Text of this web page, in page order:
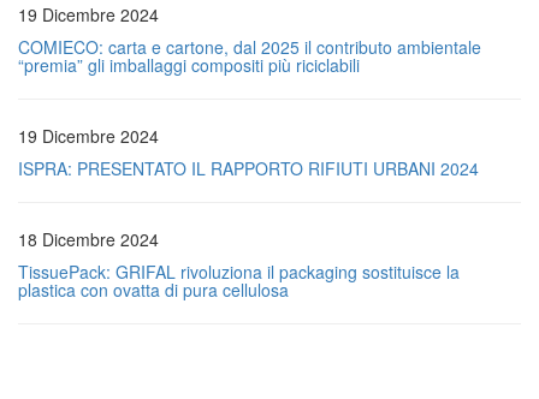
19 Dicembre 2024
COMIECO: carta e cartone, dal 2025 il contributo ambientale
“premia” gli imballaggi compositi più riciclabili
19 Dicembre 2024
ISPRA: PRESENTATO IL RAPPORTO RIFIUTI URBANI 2024
18 Dicembre 2024
TissuePack: GRIFAL rivoluziona il packaging sostituisce la
plastica con ovatta di pura cellulosa